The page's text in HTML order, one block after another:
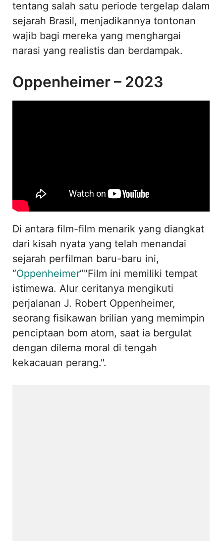
tentang salah satu periode tergelap dalam
sejarah Brasil, menjadikannya tontonan
wajib bagi mereka yang menghargai
narasi yang realistis dan berdampak.
Oppenheimer – 2023
Di antara film-film menarik yang diangkat
dari kisah nyata yang telah menandai
sejarah perfilman baru-baru ini,
“Oppenheimer”"Film ini memiliki tempat
istimewa. Alur ceritanya mengikuti
perjalanan J. Robert Oppenheimer,
seorang fisikawan brilian yang memimpin
penciptaan bom atom, saat ia bergulat
dengan dilema moral di tengah
kekacauan perang.".